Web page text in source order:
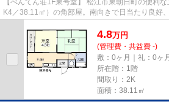
【べんてん荘1F東号室】 松江市東朝日町の便利
K4／38.11㎡）の角部屋。南向きで日当たり良好
4.8万円
(管理費・共益費 -)
敷：0ヶ月｜礼：0ヶ月
所在階：1階
間取り：2K
面積：38.11㎡